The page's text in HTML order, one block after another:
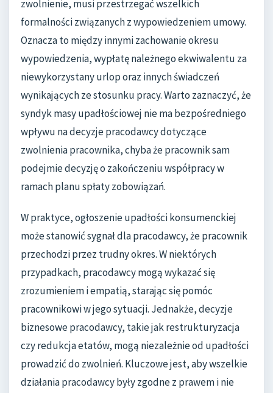
zwolnienie, musi przestrzegać wszelkich
formalności związanych z wypowiedzeniem umowy.
Oznacza to między innymi zachowanie okresu
wypowiedzenia, wypłatę należnego ekwiwalentu za
niewykorzystany urlop oraz innych świadczeń
wynikających ze stosunku pracy. Warto zaznaczyć, że
syndyk masy upadłościowej nie ma bezpośredniego
wpływu na decyzje pracodawcy dotyczące
zwolnienia pracownika, chyba że pracownik sam
podejmie decyzję o zakończeniu współpracy w
ramach planu spłaty zobowiązań.
W praktyce, ogłoszenie upadłości konsumenckiej
może stanowić sygnał dla pracodawcy, że pracownik
przechodzi przez trudny okres. W niektórych
przypadkach, pracodawcy mogą wykazać się
zrozumieniem i empatią, starając się pomóc
pracownikowi w jego sytuacji. Jednakże, decyzje
biznesowe pracodawcy, takie jak restrukturyzacja
czy redukcja etatów, mogą niezależnie od upadłości
prowadzić do zwolnień. Kluczowe jest, aby wszelkie
działania pracodawcy były zgodne z prawem i nie